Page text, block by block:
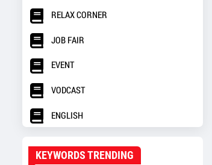
RELAX CORNER
JOB FAIR
EVENT
VODCAST
ENGLISH
KEYWORDS TRENDING